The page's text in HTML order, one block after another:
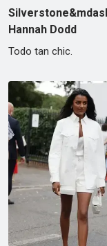
Hannah Dodd
Todo tan chic.